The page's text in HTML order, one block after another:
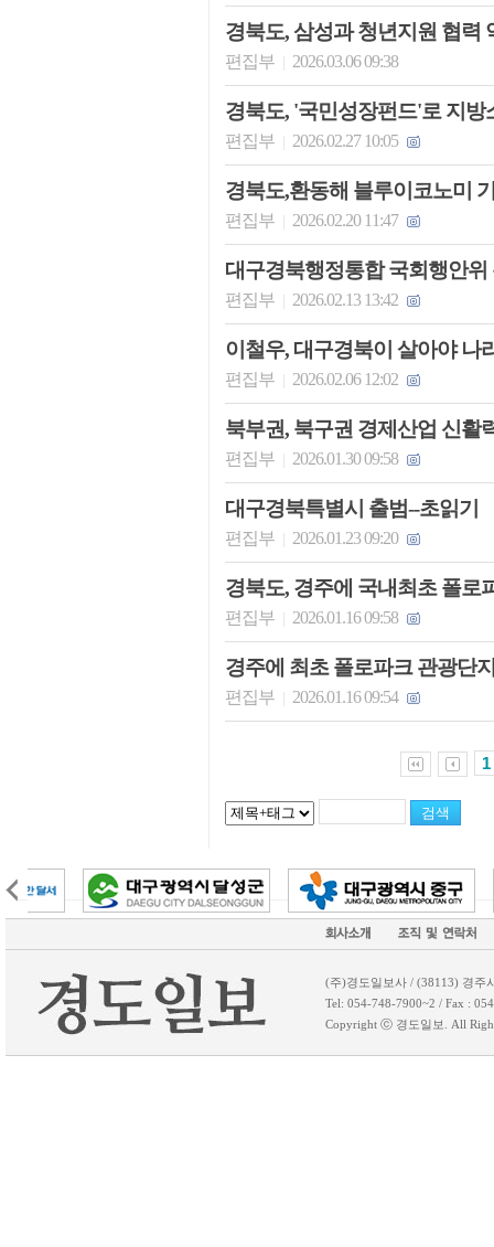
경북도, 삼성과 청년지원 협력
편집부 | 2026.03.06 09:38
경북도, '국민성장펀드'로 지방
편집부 | 2026.02.27 10:05
경북도,환동해 블루이코노미
편집부 | 2026.02.20 11:47
대구경북행정통합 국회행안
편집부 | 2026.02.13 13:42
이철우, 대구경북이 살아야 나
편집부 | 2026.02.06 12:02
북부권, 북구권 경제산업 신활
편집부 | 2026.01.30 09:58
대구경북특별시 출범--초읽기
편집부 | 2026.01.23 09:20
경북도, 경주에 국내최초 폴로
편집부 | 2026.01.16 09:58
경주에 최초 폴로파크 관광단
편집부 | 2026.01.16 09:54
1
(주)경도일보사 / (38113) 경주
Tel: 054-748-7900~2 / Fax :
Copyright ⓒ 경도일보. All